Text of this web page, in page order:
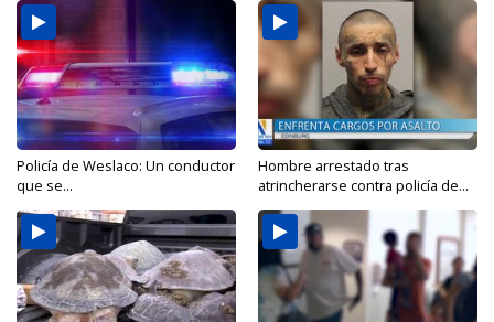
Policía de Weslaco: Un conductor
que se...
Hombre arrestado tras
atrincherarse contra policía de...